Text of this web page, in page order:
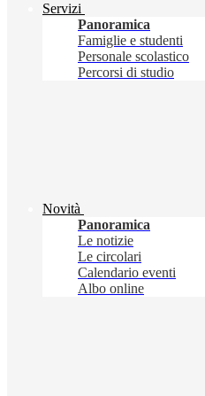
Servizi
Panoramica
Famiglie e studenti
Personale scolastico
Percorsi di studio
Novità
Panoramica
Le notizie
Le circolari
Calendario eventi
Albo online